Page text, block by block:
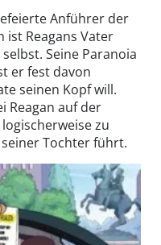
Anführer der
ist Reagans Vater
Seine Paranoia
er fest davon
seinen Kopf will.
Reagan auf der
zu
Tochter führt.